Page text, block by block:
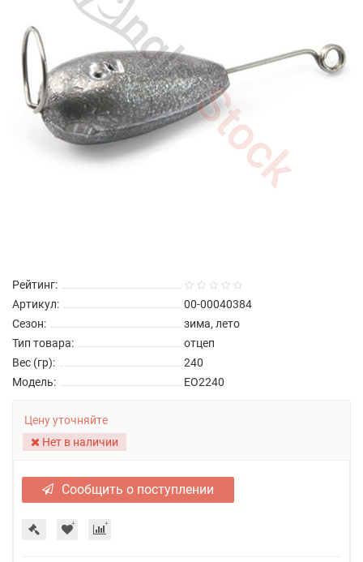
Рейтинг:
Артикул:
00-00040384
Сезон:
зима, лето
Тип товара:
отцеп
Вес (гр):
240
Модель:
ЕО2240
Цену уточняйте
Нет в наличии
Сообщить о поступлении